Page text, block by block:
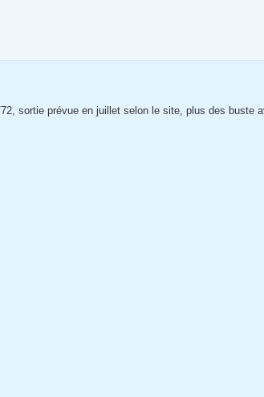
sortie prévue en juillet selon le site, plus des buste